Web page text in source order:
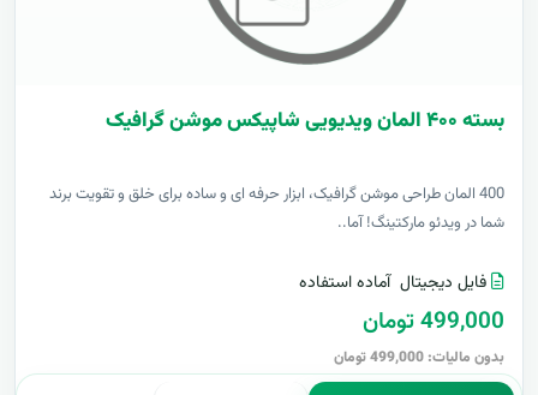
بسته ۴۰۰ المان ویدیویی شاپیکس موشن گرافیک
400 المان طراحی موشن گرافیک، ابزار حرفه ای و ساده برای خلق و تقویت برند
شما در ویدئو مارکتینگ! آما..
فایل دیجیتال آماده استفاده
499,000 تومان
بدون مالیات: 499,000 تومان